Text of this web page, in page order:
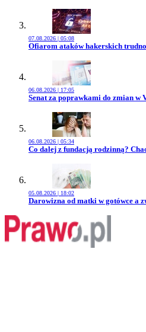
07.08.2026 | 05:08
Przejdź do artykułu:
Ofiarom ataków hakerskich
06.08.2026 | 17:05
Przejdź do artykułu:
Senat za poprawkami do zmian w
06.08.2026 | 05:34
Przejdź do artykułu:
Co dalej z fundacją rodzinną?
05.08.2026 | 18:02
Przejdź do artykułu:
Darowizna od matki w gotówce a